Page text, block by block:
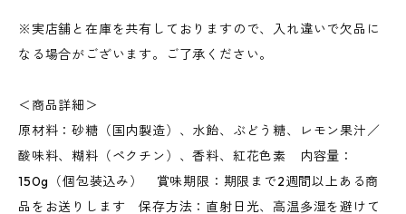
※実店舗と在庫を共有しておりますので、入れ違いで欠品に
なる場合がございます。ご了承ください。
＜商品詳細＞
原材料：砂糖（国内製造）、水飴、ぶどう糖、レモン果汁／
酸味料、糊料（ペクチン）、香料、紅花色素 内容量：
150g（個包装込み） 賞味期限：期限まで2週間以上ある商
品をお送りします 保存方法：直射日光、高温多湿を避けて